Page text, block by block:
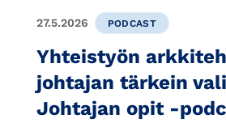
27.5.2026 PODCAST
Yhteistyön
johtajan tärkein
Johtajan opit -